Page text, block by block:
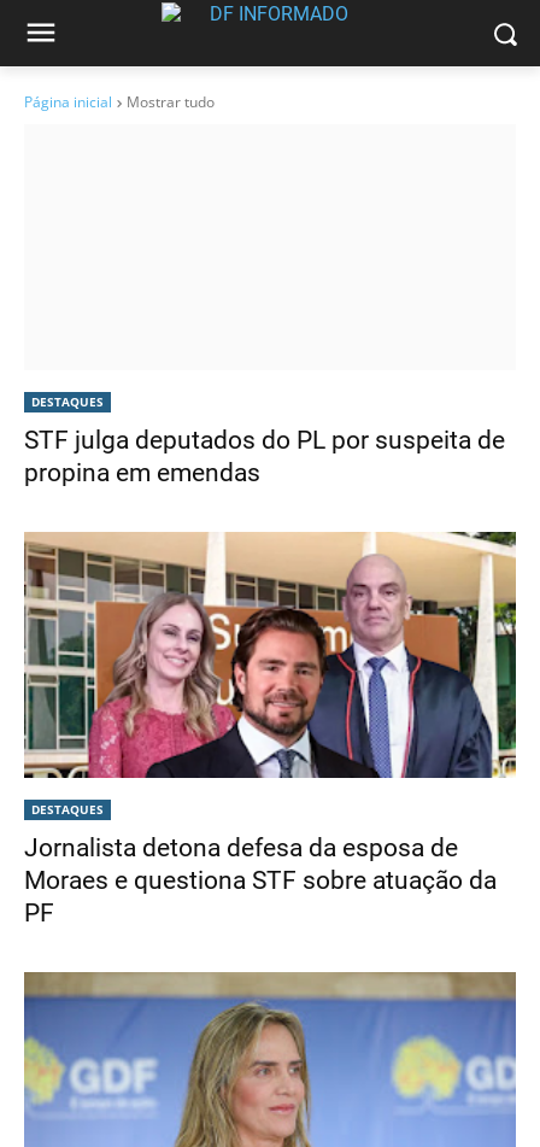
Página inicial Mostrar tudo
DESTAQUES
STF julga deputados do PL por suspeita de
propina em emendas
DESTAQUES
Jornalista detona defesa da esposa de
Moraes e questiona STF sobre atuação da
PF